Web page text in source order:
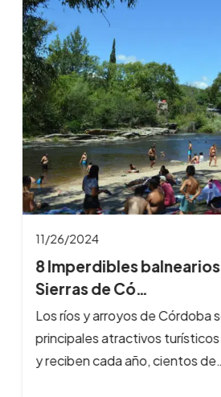
11/26/2024
8 Imperdibles balnearios
Sierras de Có…
Los ríos y arroyos de Córdoba
principales atractivos turísticos
y reciben cada año, cientos de…